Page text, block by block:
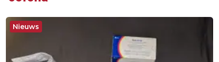
Nieuws